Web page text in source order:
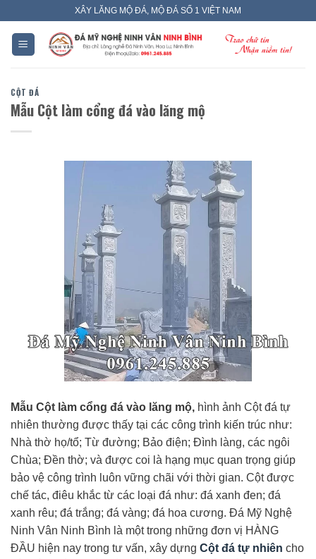
content
XÂY LĂNG MỘ ĐÁ, MỘ ĐÁ SỐ 1 VIỆT NAM
CỘT ĐÁ
Mẫu Cột làm cổng đá vào lăng mộ
Mẫu Cột làm cổng đá vào lăng mộ, hình ảnh Cột đá tự
nhiên thường được thấy tại các công trình kiến trúc như:
Nhà thờ họ/tổ; Từ đường; Bảo điện; Đình làng, các ngôi
Chùa; Đền thờ; và được coi là hạng mục quan trọng giúp
bảo vệ công trình luôn vững chãi với thời gian. Cột được
chế tác, điêu khắc từ các loại đá như: đá xanh đen; đá
xanh rêu; đá trắng; đá vàng; đá hoa cương. Đá Mỹ Nghệ
Ninh Vân Ninh Bình là một trong những đơn vị HÀNG
ĐẦU hiện nay trong tư vấn, xây dựng Cột đá tự nhiên cho